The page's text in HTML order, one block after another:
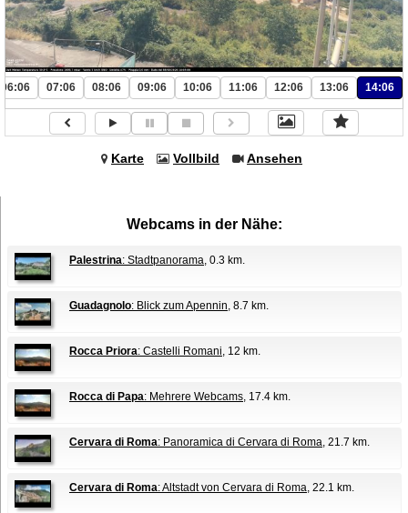
06:06 07:06 08:06 09:06 10:06 11:06 12:06 13:06 14:06
Karte Vollbild Ansehen
Webcams in der Nähe:
Palestrina: Stadtpanorama, 0.3 km.
Guadagnolo: Blick zum Apennin, 8.7 km.
Rocca Priora: Castelli Romani, 12 km.
Rocca di Papa: Mehrere Webcams, 17.4 km.
Cervara di Roma: Panoramica di Cervara di Roma, 21.7 km.
Cervara di Roma: Altstadt von Cervara di Roma, 22.1 km.